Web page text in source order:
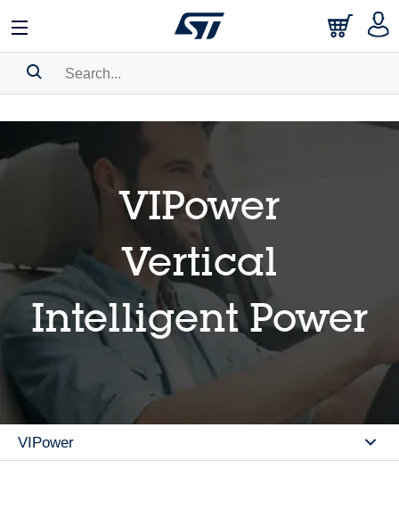
Bookmark
log into show your saved searches.
English
VIPower
Vertical
Intelligent Power
VIPower